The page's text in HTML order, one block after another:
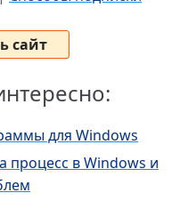
сайт
для Windows
процесс в Windows и